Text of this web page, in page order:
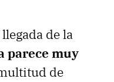
de la
parece muy
de